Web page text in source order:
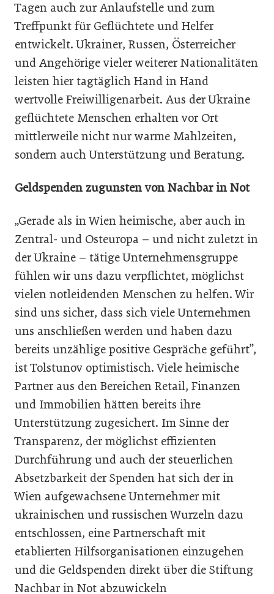
Tagen auch zur Anlaufstelle und zum
Treffpunkt für Geflüchtete und Helfer
entwickelt. Ukrainer, Russen, Österreicher
und Angehörige vieler weiterer Nationalitäten
leisten hier tagtäglich Hand in Hand
wertvolle Freiwilligenarbeit. Aus der Ukraine
geflüchtete Menschen erhalten vor Ort
mittlerweile nicht nur warme Mahlzeiten,
sondern auch Unterstützung und Beratung.
Geldspenden zugunsten von Nachbar in Not
„Gerade als in Wien heimische, aber auch in
Zentral- und Osteuropa – und nicht zuletzt in
der Ukraine – tätige Unternehmensgruppe
fühlen wir uns dazu verpflichtet, möglichst
vielen notleidenden Menschen zu helfen. Wir
sind uns sicher, dass sich viele Unternehmen
uns anschließen werden und haben dazu
bereits unzählige positive Gespräche geführt”,
ist Tolstunov optimistisch. Viele heimische
Partner aus den Bereichen Retail, Finanzen
und Immobilien hätten bereits ihre
Unterstützung zugesichert. Im Sinne der
Transparenz, der möglichst effizienten
Durchführung und auch der steuerlichen
Absetzbarkeit der Spenden hat sich der in
Wien aufgewachsene Unternehmer mit
ukrainischen und russischen Wurzeln dazu
entschlossen, eine Partnerschaft mit
etablierten Hilfsorganisationen einzugehen
und die Geldspenden direkt über die Stiftung
Nachbar in Not abzuwickeln